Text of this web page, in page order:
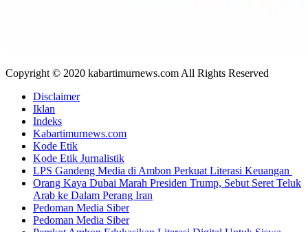
Copyright © 2020 kabartimurnews.com All Rights Reserved
Disclaimer
Iklan
Indeks
Kabartimurnews.com
Kode Etik
Kode Etik Jurnalistik
LPS Gandeng Media di Ambon Perkuat Literasi Keuangan
Orang Kaya Dubai Marah Presiden Trump, Sebut Seret Teluk
Arab ke Dalam Perang Iran
Pedoman Media Siber
Pedoman Media Siber